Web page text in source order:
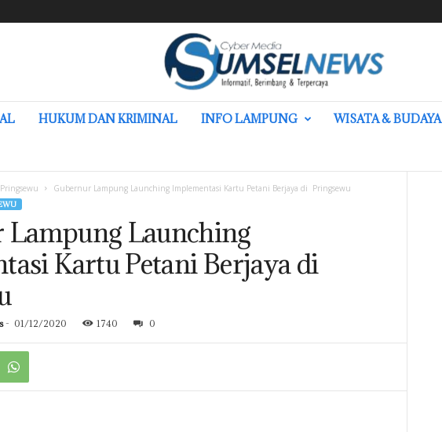
HUKUM DAN KRIMINAL INFO LAMPUNG WISATA & BUDAYA
Pringsewu Gubernur Lampung Launching Implementasi Kartu Petani Berjaya di Pringsewu
Lampung Launching
Kartu Petani Berjaya di
- 01/12/2020 1740 0